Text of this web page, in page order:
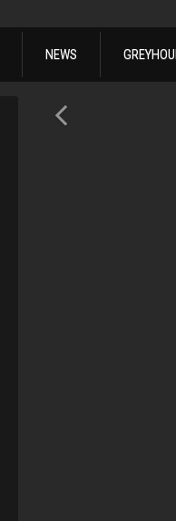
NEWS